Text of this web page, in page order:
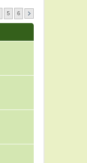
5 6